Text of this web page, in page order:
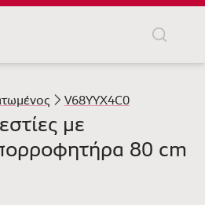
V68YYX4C0
με
80 cm